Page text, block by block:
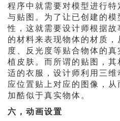
程序中就需要对模型进行特
与贴图。为了让已创建的
性，这就需要设计师根据
的材料来表现物体的材质
度、反光度等贴合物体的
植皮肤。而所谓的贴图，
适的衣服，设计师利用三
应位置贴上对应的图像，
加酷似于真实物体。
六，动画设置